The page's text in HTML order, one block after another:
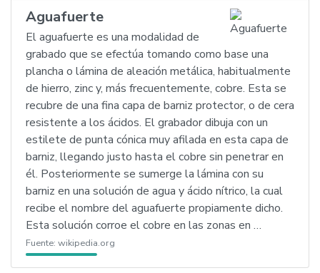
Aguafuerte
El aguafuerte es una modalidad de
grabado que se efectúa tomando como base una
plancha o lámina de aleación metálica, habitualmente
de hierro, zinc y, más frecuentemente, cobre. Esta se
recubre de una fina capa de barniz protector, o de cera
resistente a los ácidos. El grabador dibuja con un
estilete de punta cónica muy afilada en esta capa de
barniz, llegando justo hasta el cobre sin penetrar en
él. Posteriormente se sumerge la lámina con su
barniz en una solución de agua y ácido nítrico, la cual
recibe el nombre del aguafuerte propiamente dicho.
Esta solución corroe el cobre en las zonas en …
Fuente: wikipedia.org